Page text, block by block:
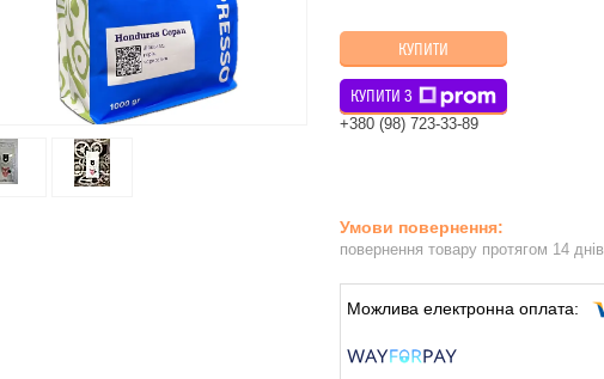
КУПИТИ
КУПИТИ З
+380 (98) 723-33-89
повернення товару протягом 14 днів